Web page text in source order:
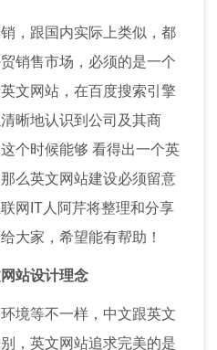
，跟国内实际上类似，都
销售市场，必须的是一个
文网站，在百度搜索引擎
晰地认识到公司及其商
个时候能够 看得出一个英
么英文网站建设必须留意
网IT人阿芹将整理和分享
大家，希望能有帮助！
站设计理念
境等不一样，中文跟英文
，英文网站追求完美的是